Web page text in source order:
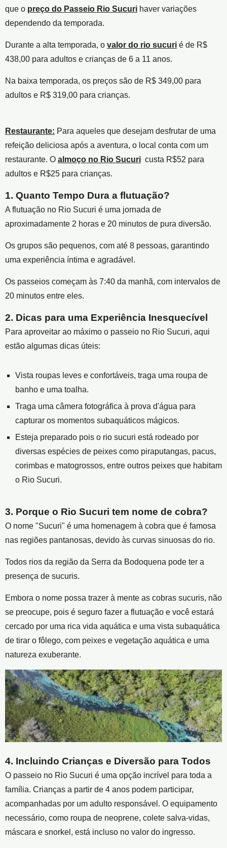
que o preço do Passeio Rio Sucuri haver variações
dependendo da temporada.
Durante a alta temporada, o valor do rio sucuri é de R$
438,00 para adultos e crianças de 6 a 11 anos.
Na baixa temporada, os preços são de R$ 349,00 para
adultos e R$ 319,00 para crianças.
Restaurante: Para aqueles que desejam desfrutar de uma
refeição deliciosa após a aventura, o local conta com um
restaurante. O almoço no Rio Sucuri custa R$52 para
adultos e R$25 para crianças.
1. Quanto Tempo Dura a flutuação?
A flutuação no Rio Sucuri é uma jornada de
aproximadamente 2 horas e 20 minutos de pura diversão.
Os grupos são pequenos, com até 8 pessoas, garantindo
uma experiência íntima e agradável.
Os passeios começam às 7:40 da manhã, com intervalos de
20 minutos entre eles.
2. Dicas para uma Experiência Inesquecível
Para aproveitar ao máximo o passeio no Rio Sucuri, aqui
estão algumas dicas úteis:
Vista roupas leves e confortáveis, traga uma roupa de
banho e uma toalha.
Traga uma câmera fotográfica à prova d'água para
capturar os momentos subaquáticos mágicos.
Esteja preparado pois o rio sucuri está rodeado por
diversas espécies de peixes como piraputangas, pacus,
corimbas e matogrossos, entre outros peixes que habitam
o Rio Sucuri.
3. Porque o Rio Sucuri tem nome de cobra?
O nome "Sucuri" é uma homenagem à cobra que é famosa
nas regiões pantanosas, devido às curvas sinuosas do rio.
Todos rios da região da Serra da Bodoquena pode ter a
presença de sucuris.
Embora o nome possa trazer à mente as cobras sucuris, não
se preocupe, pois é seguro fazer a flutuação e você estará
cercado por uma rica vida aquática e uma vista subaquática
de tirar o fôlego, com peixes e vegetação aquática e uma
natureza exuberante.
4. Incluindo Crianças e Diversão para Todos
O passeio no Rio Sucuri é uma opção incrível para toda a
família. Crianças a partir de 4 anos podem participar,
acompanhadas por um adulto responsável. O equipamento
necessário, como roupa de neoprene, colete salva-vidas,
máscara e snorkel, está incluso no valor do ingresso.